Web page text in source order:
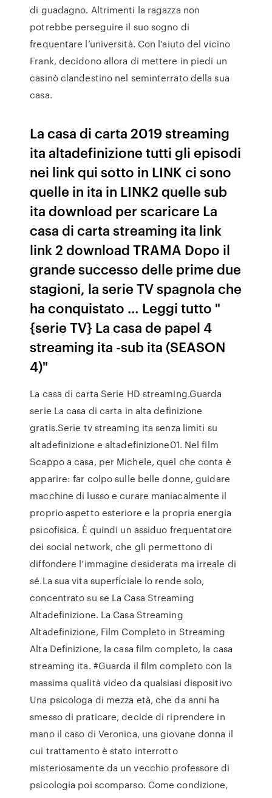
di guadagno. Altrimenti la ragazza non
potrebbe perseguire il suo sogno di
frequentare l’università. Con l’aiuto del vicino
Frank, decidono allora di mettere in piedi un
casinò clandestino nel seminterrato della sua
casa.
La casa di carta 2019 streaming
ita altadefinizione tutti gli episodi
nei link qui sotto in LINK ci sono
quelle in ita in LINK2 quelle sub
ita download per scaricare La
casa di carta streaming ita link
link 2 download TRAMA Dopo il
grande successo delle prime due
stagioni, la serie TV spagnola che
ha conquistato … Leggi tutto "
{serie TV} La casa de papel 4
streaming ita -sub ita (SEASON
4)"
La casa di carta Serie HD streaming.Guarda
serie La casa di carta in alta definizione
gratis.Serie tv streaming ita senza limiti su
altadefinizione e altadefinizione01. Nel film
Scappo a casa, per Michele, quel che conta è
apparire: far colpo sulle belle donne, guidare
macchine di lusso e curare maniacalmente il
proprio aspetto esteriore e la propria energia
psicofisica. È quindi un assiduo frequentatore
dei social network, che gli permettono di
diffondere l’immagine desiderata ma irreale di
sé.La sua vita superficiale lo rende solo,
concentrato su se La Casa Streaming
Altadefinizione. La Casa Streaming
Altadefinizione, Film Completo in Streaming
Alta Definizione, la casa film completo, la casa
streaming ita. #Guarda il film completo con la
massima qualità video da qualsiasi dispositivo
Una psicologa di mezza età, che da anni ha
smesso di praticare, decide di riprendere in
mano il caso di Veronica, una giovane donna il
cui trattamento è stato interrotto
misteriosamente da un vecchio professore di
psicologia poi scomparso. Come condizione,